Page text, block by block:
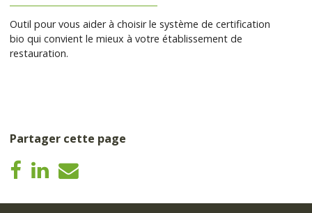
Outil pour vous aider à choisir le système de certification
bio qui convient le mieux à votre établissement de
restauration.
Partager cette page